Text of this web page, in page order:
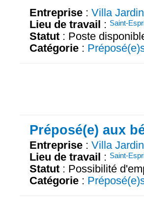
Entreprise : Villa
Lieu de travail : Saint-
Statut : Poste
Catégorie :
Préposé(e) aux
Entreprise : Villa
Lieu de travail : Saint-
Statut : Possibilité
Catégorie :